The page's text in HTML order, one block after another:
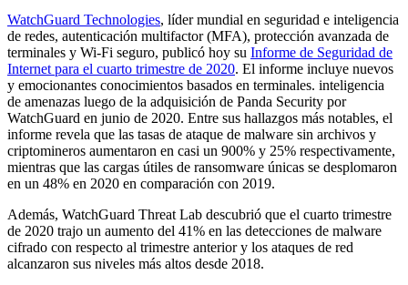
WatchGuard Technologies, líder mundial en seguridad e inteligencia
de redes, autenticación multifactor (MFA), protección avanzada de
terminales y Wi-Fi seguro, publicó hoy su Informe de Seguridad de
Internet para el cuarto trimestre de 2020. El informe incluye nuevos
y emocionantes conocimientos basados en terminales. inteligencia
de amenazas luego de la adquisición de Panda Security por
WatchGuard en junio de 2020. Entre sus hallazgos más notables, el
informe revela que las tasas de ataque de malware sin archivos y
criptomineros aumentaron en casi un 900% y 25% respectivamente,
mientras que las cargas útiles de ransomware únicas se desplomaron
en un 48% en 2020 en comparación con 2019.
Además, WatchGuard Threat Lab descubrió que el cuarto trimestre
de 2020 trajo un aumento del 41% en las detecciones de malware
cifrado con respecto al trimestre anterior y los ataques de red
alcanzaron sus niveles más altos desde 2018.